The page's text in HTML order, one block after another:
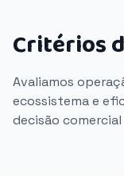
Critérios
Avaliamos
ecossistema e
decisão